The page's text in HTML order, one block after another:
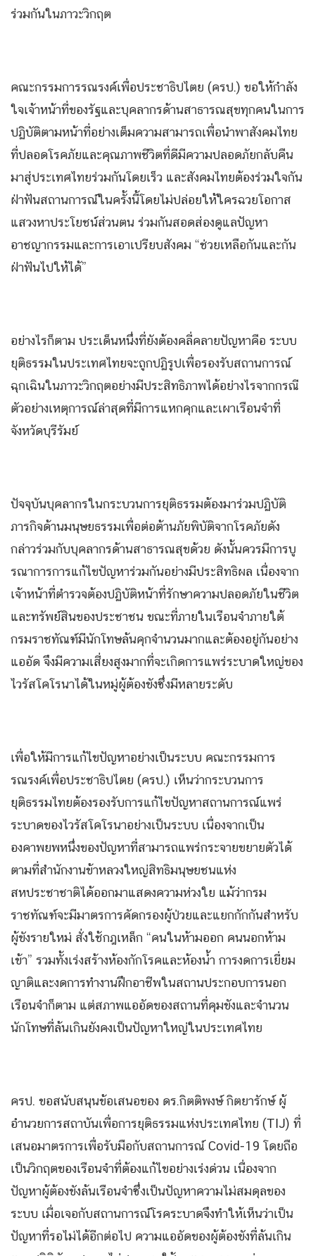
ร่วมกันในภาวะวิกฤต
คณะกรรมการรณรงค์เพื่อประชาธิปไตย (ครป.) ขอให้กำลัง
ใจเจ้าหน้าที่ของรัฐและบุคลากรด้านสาธารณสุขทุกคนในการ
ปฏิบัติตามหน้าที่อย่างเต็มความสามารถเพื่อนำพาสังคมไทย
ที่ปลอดโรคภัยและคุณภาพชีวิตที่ดีมีความปลอดภัยกลับคืน
มาสู่ประเทศไทยร่วมกันโดยเร็ว และสังคมไทยต้องร่วมใจกัน
ฝ่าฟันสถานการณ์ในครั้งนี้โดยไม่ปล่อยให้ใครฉวยโอกาส
แสวงหาประโยชน์ส่วนตน ร่วมกันสอดส่องดูแลปัญหา
อาชญากรรมและการเอาเปรียบสังคม “ช่วยเหลือกันและกัน
ฝ่าฟันไปให้ได้”
อย่างไรก็ตาม ประเด็นหนึ่งที่ยังต้องคลี่คลายปัญหาคือ ระบบ
ยุติธรรมในประเทศไทยจะถูกปฏิรูปเพื่อรองรับสถานการณ์
ฉุกเฉินในภาวะวิกฤตอย่างมีประสิทธิภาพได้อย่างไรจากกรณี
ตัวอย่างเหตุการณ์ล่าสุดที่มีการแหกคุกและเผาเรือนจำที่
จังหวัดบุรีรัมย์
ปัจจุบันบุคลากรในกระบวนการยุติธรรมต้องมาร่วมปฏิบัติ
ภารกิจด้านมนุษยธรรมเพื่อต่อต้านภัยพิบัติจากโรคภัยดัง
กล่าวร่วมกับบุคลากรด้านสาธารณสุขด้วย ดังนั้นควรมีการบู
รณาการการแก้ไขปัญหาร่วมกันอย่างมีประสิทธิผล เนื่องจาก
เจ้าหน้าที่ตำรวจต้องปฏิบัติหน้าที่รักษาความปลอดภัยในชีวิต
และทรัพย์สินของประชาชน ขณะที่ภายในเรือนจำภายใต้
กรมราชทัณฑ์มีนักโทษล้นคุกจำนวนมากและต้องอยู่กันอย่าง
แออัด จึงมีความเสี่ยงสูงมากที่จะเกิดการแพร่ระบาดใหญ่ของ
ไวรัสโคโรนาได้ในหมู่ผู้ต้องขังซึ่งมีหลายระดับ
เพื่อให้มีการแก้ไขปัญหาอย่างเป็นระบบ คณะกรรมการ
รณรงค์เพื่อประชาธิปไตย (ครป.) เห็นว่ากระบวนการ
ยุติธรรมไทยต้องรองรับการแก้ไขปัญหาสถานการณ์แพร่
ระบาดของไวรัสโคโรนาอย่างเป็นระบบ เนื่องจากเป็น
องคาพยพหนึ่งของปัญหาที่สามารถแพร่กระจายขยายตัวได้
ตามที่สำนักงานข้าหลวงใหญ่สิทธิมนุษยชนแห่ง
สหประชาชาติได้ออกมาแสดงความห่วงใย แม้ว่ากรม
ราชทัณฑ์จะมีมาตรการคัดกรองผู้ป่วยและแยกกักกันสำหรับ
ผู้ขังรายใหม่ สั่งใช้กฎเหล็ก “คนในห้ามออก คนนอกห้าม
เข้า” รวมทั้งเร่งสร้างห้องกักโรคและห้องน้ำ การงดการเยี่ยม
ญาติและงดการทำงานฝึกอาชีพในสถานประกอบการนอก
เรือนจำก็ตาม แต่สภาพแออัดของสถานที่คุมขังและจำนวน
นักโทษที่ล้นเกินยังคงเป็นปัญหาใหญ่ในประเทศไทย
ครป. ขอสนับสนุนข้อเสนอของ ดร.กิตติพงษ์ กิตยารักษ์ ผู้
อำนวยการสถาบันเพื่อการยุติธรรมแห่งประเทศไทย (TIJ) ที่
เสนอมาตรการเพื่อรับมือกับสถานการณ์ Covid-19 โดยถือ
เป็นวิกฤตของเรือนจำที่ต้องแก้ไขอย่างเร่งด่วน เนื่องจาก
ปัญหาผู้ต้องขังล้นเรือนจำซึ่งเป็นปัญหาความไม่สมดุลของ
ระบบ เมื่อเจอกับสถานการณ์โรคระบาดจึงทำให้เห็นว่าเป็น
ปัญหาที่รอไม่ได้อีกต่อไป ความแออัดของผู้ต้องขังที่ล้นเกิน